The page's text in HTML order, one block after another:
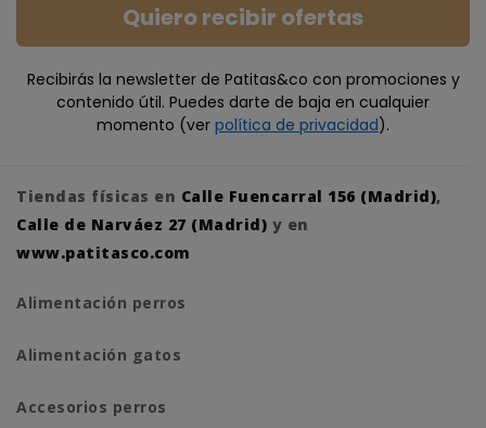
Quiero recibir ofertas
Recibirás la newsletter de Patitas&co con promociones y
contenido útil. Puedes darte de baja en cualquier
momento (ver política de privacidad).
Tiendas físicas en Calle Fuencarral 156 (Madrid),
Calle de Narváez 27 (Madrid) y en
www.patitasco.com
Alimentación perros
Alimentación gatos
Accesorios perros